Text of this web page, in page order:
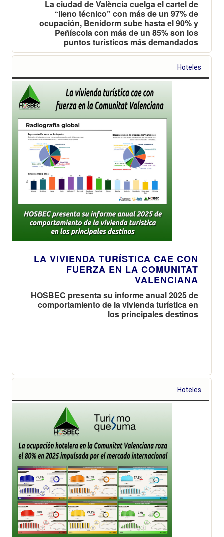
La ciudad de València cuelga el cartel de
“lleno técnico” con más de un 97% de
ocupación, Benidorm sube hasta el 90% y
Peñíscola con más de un 85% son los
puntos turísticos más demandados
Hoteles
LA VIVIENDA TURÍSTICA CAE CON
FUERZA EN LA COMUNITAT
VALENCIANA
HOSBEC presenta su informe anual 2025 de
comportamiento de la vivienda turística en
los principales destinos
Hoteles